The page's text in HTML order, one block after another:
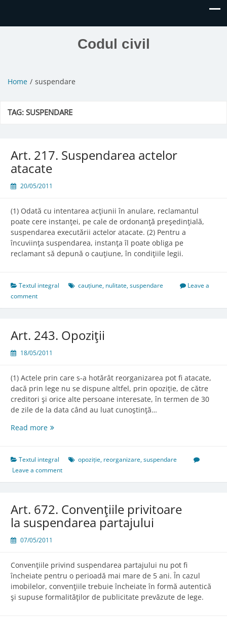
Codul civil
Home suspendare
TAG:SUSPENDARE
Art. 217. Suspendarea actelor
atacate
20/05/2011
(1) Odată cu intentarea acţiunii în anulare, reclamantul
poate cere instanţei, pe cale de ordonanţă preşedinţială,
suspendarea executării actelor atacate. (2) Pentru a
încuviinţa suspendarea, instanţa îl poate obliga pe
reclamant să depună o cauţiune, în condiţiile legii.
Textul integral cauțiune, nulitate,suspendare
Leave a
comment
Art. 243. Opoziţii
18/05/2011
(1) Actele prin care s-a hotărât reorganizarea pot fi atacate,
dacă prin lege nu se dispune altfel, prin opoziţie, de către
creditori şi orice alte persoane interesate, în termen de 30
de zile de la data când au luat cunoştinţă…
Read moreArt.
Textul integral opoziție, reorganizare,suspendare
Leave a comment
Art. 672. Convenţiile privitoare
la suspendarea partajului
07/05/2011
Convenţiile privind suspendarea partajului nu pot fi
încheiate pentru o perioadă mai mare de 5 ani. În cazul
imobilelor, convenţiile trebuie încheiate în formă autentică
şi supuse formalităţilor de publicitate prevăzute de lege.